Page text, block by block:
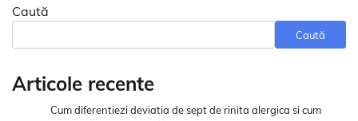
Caută
Caută
Articole recente
Cum diferentiezi deviatia de sept de rinita alergica si cum